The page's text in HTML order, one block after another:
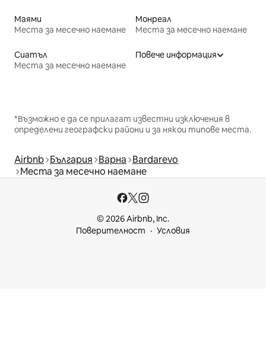
Маями
Места за месечно наемане
Монреал
Места за месечно наемане
Сиатъл
Места за месечно наемане
Повече информация
*Възможно е да се прилагат известни изключения в
определени географски райони и за някои типове места.
Airbnb България Варна Bardarevo
Места за месечно наемане
© 2026 Airbnb, Inc.
Поверителност
Условия